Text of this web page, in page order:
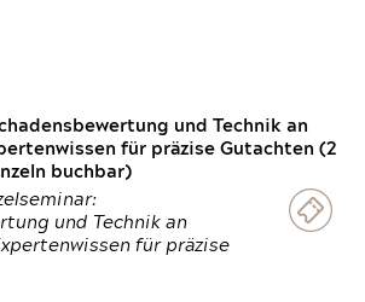
und Technik an
für präzise Gutachten (2
buchbar)
und Technik an
für präzise